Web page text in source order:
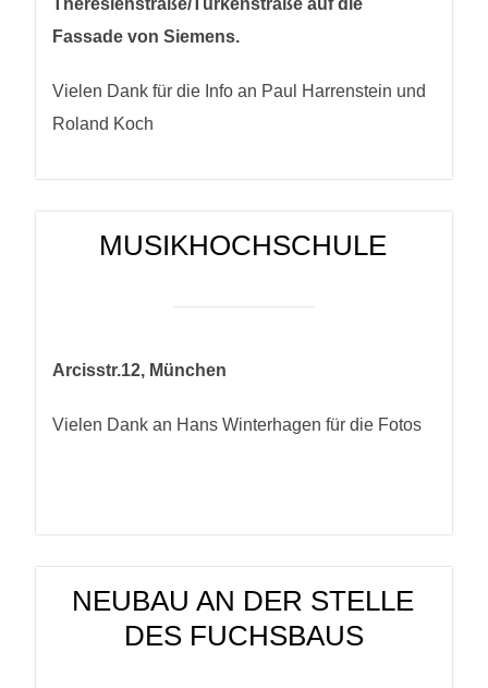
Theresienstraße/Türkenstraße auf die
Fassade von Siemens.
Vielen Dank für die Info an Paul Harrenstein und
Roland Koch
MUSIKHOCHSCHULE
Arcisstr.12, München
Vielen Dank an Hans Winterhagen für die Fotos
NEUBAU AN DER STELLE
DES FUCHSBAUS